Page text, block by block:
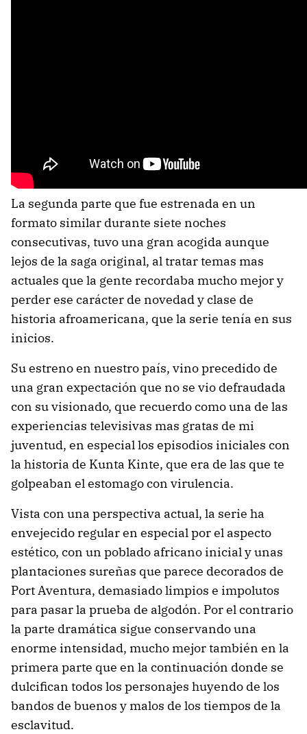
La segunda parte que fue estrenada en un
formato similar durante siete noches
consecutivas, tuvo una gran acogida aunque
lejos de la saga original, al tratar temas mas
actuales que la gente recordaba mucho mejor y
perder ese carácter de novedad y clase de
historia afroamericana, que la serie tenía en sus
inicios.
Su estreno en nuestro país, vino precedido de
una gran expectación que no se vio defraudada
con su visionado, que recuerdo como una de las
experiencias televisivas mas gratas de mi
juventud, en especial los episodios iniciales con
la historia de Kunta Kinte, que era de las que te
golpeaban el estomago con virulencia.
Vista con una perspectiva actual, la serie ha
envejecido regular en especial por el aspecto
estético, con un poblado africano inicial y unas
plantaciones sureñas que parece decorados de
Port Aventura, demasiado limpios e impolutos
para pasar la prueba de algodón. Por el contrario
la parte dramática sigue conservando una
enorme intensidad, mucho mejor también en la
primera parte que en la continuación donde se
dulcifican todos los personajes huyendo de los
bandos de buenos y malos de los tiempos de la
esclavitud.